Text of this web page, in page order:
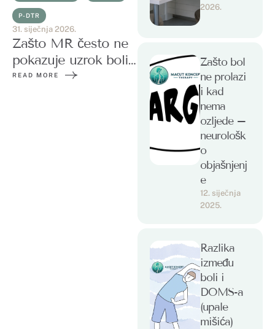
P-DTR
31. siječnja 2026.
Zašto MR često ne
pokazuje uzrok boli
u leđima
READ MORE
2026.
Zašto bol
ne prolazi
i kad
nema
ozljede –
neurološk
o
objašnjenj
e
12. siječnja
2025.
Razlika
između
boli i
DOMS-a
(upale
mišića)